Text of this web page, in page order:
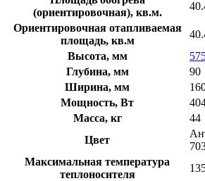
(ориентировочная), кв.м.
Ориентировочная отапливаемая
площадь, кв.м
Высота, мм
Глубина, мм
90
Ширина, мм
Мощность, Вт
Масса, кг
44
Цвет
Максимальная температура
теплоносителя